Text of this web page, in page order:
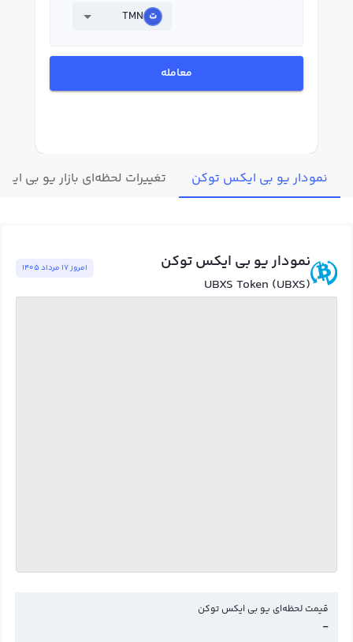
TMN
معامله
نمودار یو بی ایکس توکن تغییرات لحظه‌ای بازار یو بی
نمودار یو بی ایکس توکن
UBXS Token (UBXS)
امروز ١٧ مرداد ١٤٠٥
قیمت لحظه‌ای یو بی ایکس توکن
-